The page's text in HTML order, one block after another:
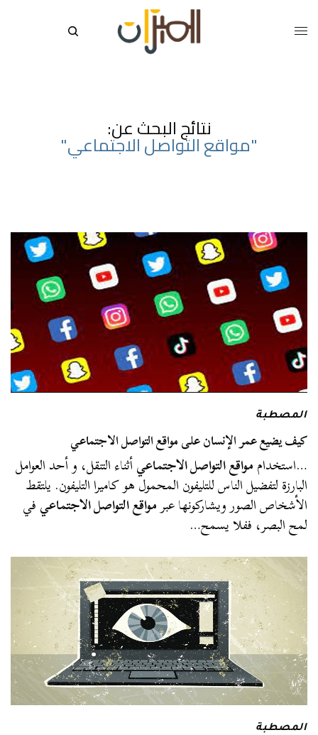
نتائج البحث عن:
"مواقع التواصل الاجتماعي"
المصطبة
كيف يضيع عمر الإنسان على مواقع التواصل الاجتماعي
…استخداممواقع التواصل الاجتماعيأثناء التنقل، و أحد العوامل
البارزة لتفضيل الناس للتليفون المحمول هو كاميرا التليفون. يلتقط
الأشخاص الصور ويشاركونها عبرمواقع التواصل الاجتماعيفي
لمح البصر، ففلا يسمح…
المصطبة